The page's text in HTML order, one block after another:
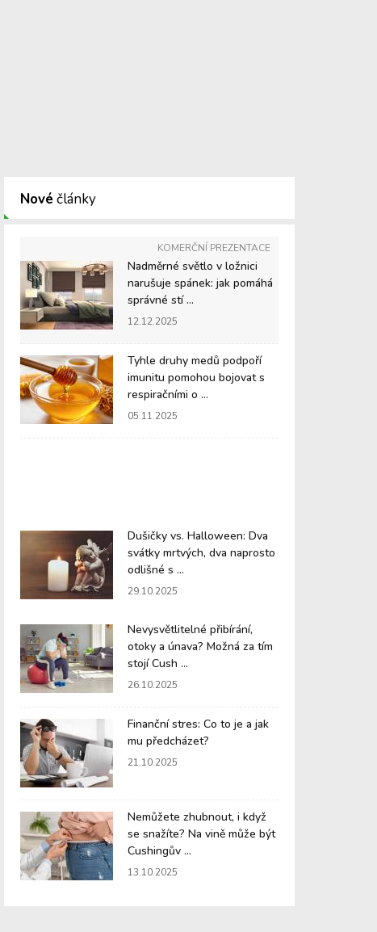
Nové články
KOMERČNÍ PREZENTACE
Nadměrné světlo v ložnici
narušuje spánek: jak pomáhá
správné stí ...
12.12.2025
Tyhle druhy medů podpoří
imunitu pomohou bojovat s
respiračními o ...
05.11.2025
Dušičky vs. Halloween: Dva
svátky mrtvých, dva naprosto
odlišné s ...
29.10.2025
Nevysvětlitelné přibírání,
otoky a únava? Možná za tím
stojí Cush ...
26.10.2025
Finanční stres: Co to je a jak
mu předcházet?
21.10.2025
Nemůžete zhubnout, i když
se snažíte? Na vině může být
Cushingův ...
13.10.2025